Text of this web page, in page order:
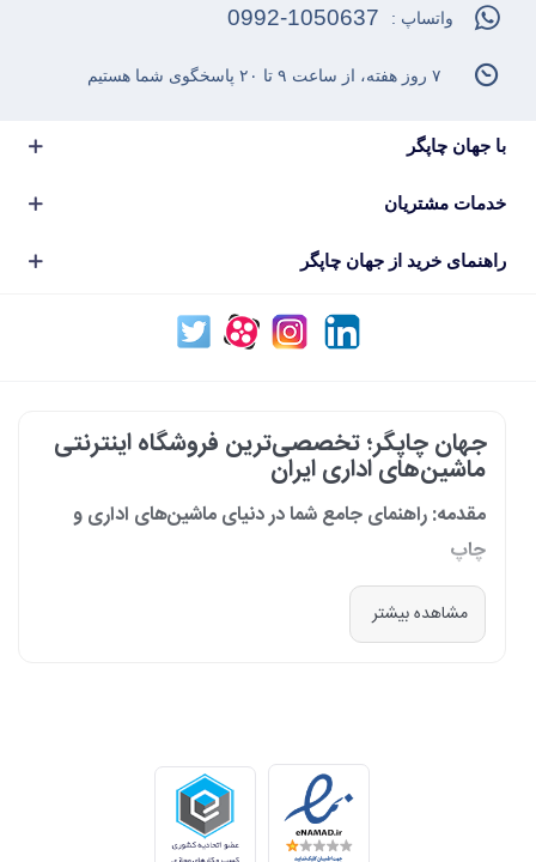
با جهان چاپگر
خدمات مشتریان
راهنمای خرید از جهان چاپگر
واتساپ : 0992-1050637
۷ روز هفته، از ساعت ۹ تا ۲۰ پاسخگوی شما هستیم
جهان چاپگر؛ تخصصی‌ترین فروشگاه اینترنتی
ماشین‌های اداری ایران
مقدمه: راهنمای جامع شما در دنیای ماشین‌های اداری و
چاپ
در دنیای پرشتاب امروز که کسب‌وکارها و سازمان‌ها برای افزایش بهره‌وری خود به
فناوری‌های نوین وابسته‌اند، دسترسی به ابزارهای کارآمد و قابل اعتماد یک
ما، ارائه راهکارهای جامع، از مشاوره پیش از خرید تا پشتیبانی پس از فروش،
برای سازمان‌ها، شرکت‌ها و کاربران خانگی است.
طیف کاملی از محصولات برای هر نیازی
مشاهده بیشتر